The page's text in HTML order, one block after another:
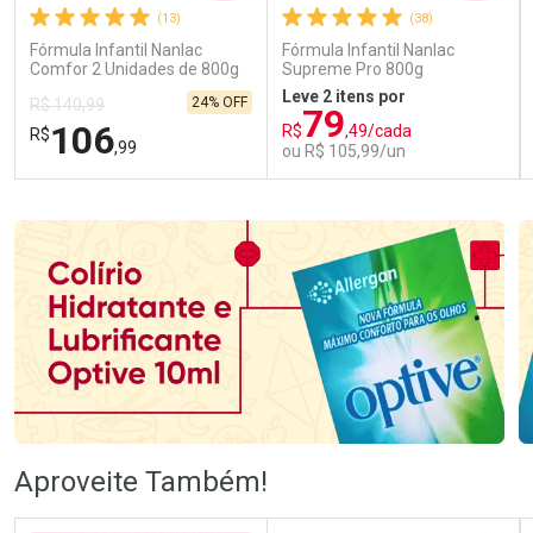
(13)
Fórmula Infantil Nanlac
Comfor 2 Unidades de 800g
R$ 140,99
R$106,99
24% OFF
(38)
Fórmula Infantil Nanlac
Supreme Pro 800g
Leve 2 itens por
R$79,49/cada
ou R$ 105,99/un
Laboratório
Por Menos
Aproveite Também!